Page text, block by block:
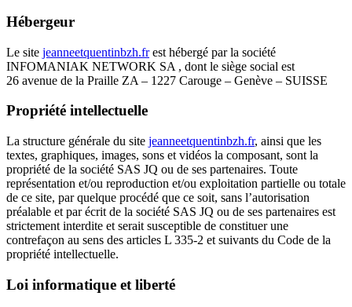
Hébergeur
Le site jeanneetquentinbzh.frest hébergé par la société
INFOMANIAK NETWORK SA , dont le siège social est
26 avenue de la Praille ZA – 1227 Carouge – Genève – SUISSE
Propriété intellectuelle
La structure générale du site jeanneetquentinbzh.fr, ainsi que les
textes, graphiques, images, sons et vidéos la composant, sont la
propriété de la société SAS JQ ou de ses partenaires. Toute
représentation et/ou reproduction et/ou exploitation partielle ou totale
de ce site, par quelque procédé que ce soit, sans l’autorisation
préalable et par écrit de la société SAS JQ ou de ses partenaires est
strictement interdite et serait susceptible de constituer une
contrefaçon au sens des articles L 335-2 et suivants du Code de la
propriété intellectuelle.
Loi informatique et liberté